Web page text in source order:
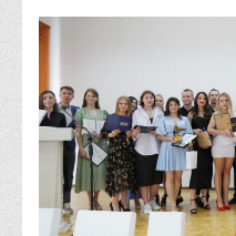
Програми
Міжнародні проєкти
Корисні посилання
Навчально-методичний